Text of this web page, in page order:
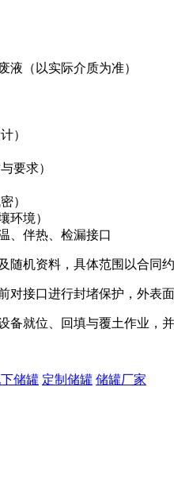
液（以实际介质为准）
）
要求）
）
环境）
、伴热、检漏接口
随机资料，具体范围以合同
对接口进行封堵保护，外表
备就位、回填与覆土作业，
储罐 定制储罐 储罐厂家